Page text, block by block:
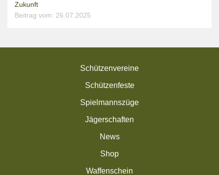
Zukunft
Beitrag vom: 26.07.2025
Schützenvereine
Schützenfeste
Spielmannszüge
Jägerschaften
News
Shop
Waffenschein